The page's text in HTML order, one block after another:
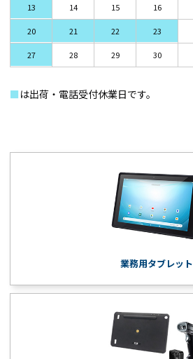
13 14 15 16
20 21 22 23
27 28 29 30
■ は出荷・電話受付休業日です。
業務用タブレット